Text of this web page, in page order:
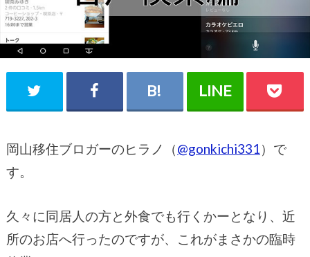
岡山移住ブロガーのヒラノ（@gonkichi331）で
す。
久々に同居人の方と外食でも行くかーとなり、近
所のお店へ行ったのですが、これがまさかの臨時